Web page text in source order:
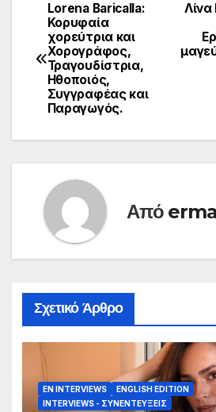
Πλοήγηση
άρθρων
Lorena Baricalla:
Κορυφαία
χορεύτρια και
Χορογράφος,
Τραγουδίστρια,
Ηθοποιός,
Συγγραφέας και
Παραγωγός.
Από
Σχετικό Άρθρο
EN INTERVIEWS
ENGLISH EDITION
INTERVIEWS - ΣΥΝΕΝΤΕΎΞΕΙΣ